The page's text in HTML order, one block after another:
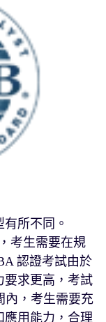
所不同。
考生需要在規
認證考試由於
要求更高，考試
內，考生需要充
應用能力，合理